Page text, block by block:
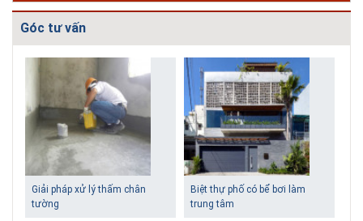
Góc tư vấn
Giải pháp xử lý thấm chân
tường
Biệt thự phố có bể bơi làm
trung tâm